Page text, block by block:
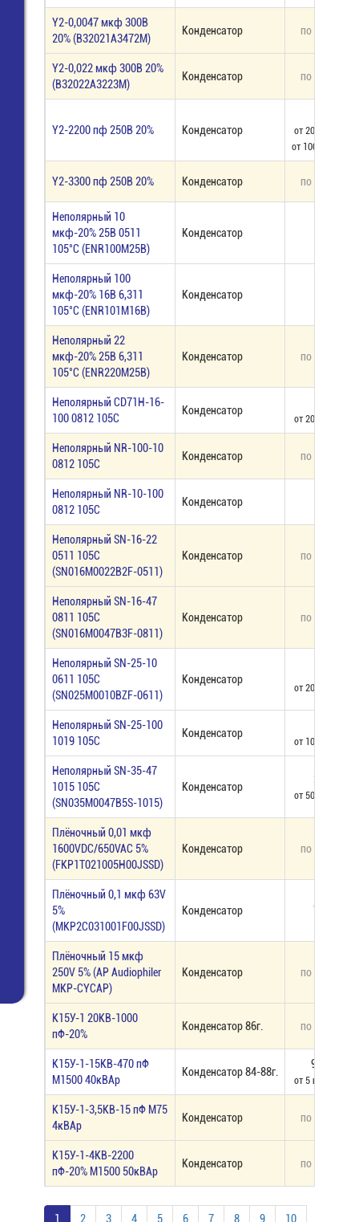
Y2-0,0047 мкф 300В
20% (B32021A3472M)
Конденсатор по запросу
Y2-0,022 мкф 300В 20%
(B32022A3223M)
Конденсатор по запросу
Y2-2200 пф 250В 20% Конденсатор
от 200 шт - 5,50
от 1000 шт - 4,40
Y2-3300 пф 250В 20% Конденсатор по запросу
Неполярный 10
мкф-20% 25В 0511
105°C (ENR100M25B)
Конденсатор
Неполярный 100
мкф-20% 16В 6,311
105°C (ENR101M16B)
Конденсатор
Неполярный 22
мкф-20% 25В 6,311
105°C (ENR220M25B)
Конденсатор по запросу
Неполярный CD71H-16-
100 0812 105C
Конденсатор
от 200 шт - 4,40
Неполярный NR-100-10
0812 105C
Конденсатор по запросу
Неполярный NR-10-100
0812 105C
Конденсатор
Неполярный SN-16-22
0511 105C
(SN016M0022B2F-0511)
Конденсатор по запросу
Неполярный SN-16-47
0811 105C
(SN016M0047B3F-0811)
Конденсатор по запросу
Неполярный SN-25-10
0611 105С
(SN025M0010BZF-0611)
Конденсатор
от 200 шт - 5,50
Неполярный SN-25-100
1019 105С
Конденсатор
от 100 шт - 8,70
Неполярный SN-35-47
1015 105C
(SN035M0047B5S-1015)
Конденсатор
26,00
от 50 шт - 20,00
Плёночный 0,01 мкф
1600VDC/650VAC 5%
(FKP1T021005H00JSSD)
Конденсатор по запросу
Плёночный 0,1 мкф 63V
5%
(MKP2C031001F00JSSD)
Конденсатор 71,00
Плёночный 15 мкф
250V 5% (AP Audiophiler
MKP-CYCAP)
Конденсатор по запросу
К15У-1 20КВ-1000
пФ-20%
Конденсатор 86г. по запросу
К15У-1-15КВ-470 пФ
М1500 40кВАр
Конденсатор 84-88г.
990,00
от 5 шт - 825,70
К15У-1-3,5КВ-15 пФ М75
4кВАр
Конденсатор по запросу
К15У-1-4КВ-2200
пФ-20% М1500 50кВАр
Конденсатор по запросу
1 2 3 4 5 6 7 8 9 10